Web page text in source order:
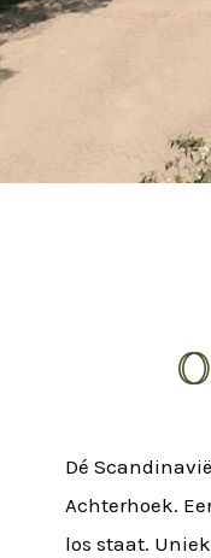
Dé
Achterhoek.
los staat.